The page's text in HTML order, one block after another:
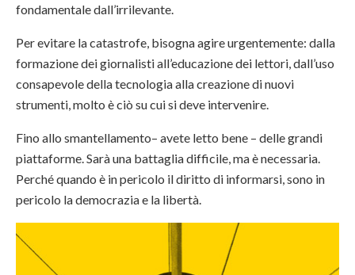
fondamentale dall’irrilevante.
Per evitare la catastrofe, bisogna agire urgentemente: dalla
formazione dei giornalisti all’educazione dei lettori, dall’uso
consapevole della tecnologia alla creazione di nuovi
strumenti, molto è ciò su cui si deve intervenire.
Fino allo smantellamento– avete letto bene – delle grandi
piattaforme. Sarà una battaglia difficile, ma è necessaria.
Perché quando è in pericolo il diritto di informarsi, sono in
pericolo la democrazia e la libertà.